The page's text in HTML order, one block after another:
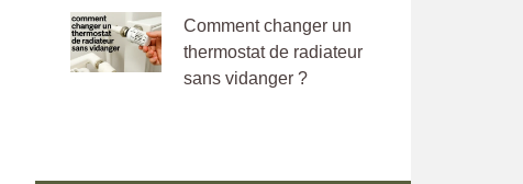
Comment changer un
thermostat de radiateur
sans vidanger ?